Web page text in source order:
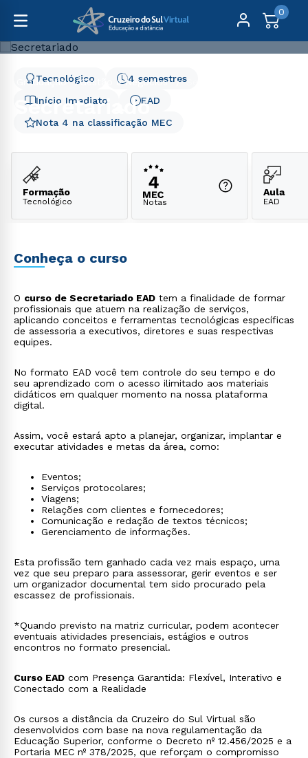
0
Graduação Gestão e Negócios Secretariado
Secretariado
Início Imediato
Nota 4 na classificação MEC
4 semestres
Tecnológico
EAD
Formação
Tecnológico Notas
Aula
EAD
Conheça o curso
O curso de Secretariado EAD tem a finalidade de formar
profissionais que atuem na realização de serviços,
aplicando conceitos e ferramentas tecnológicas específicas
de assessoria a executivos, diretores e suas respectivas
equipes.
No formato EAD você tem controle do seu tempo e do
seu aprendizado com o acesso ilimitado aos materiais
didáticos em qualquer momento na nossa plataforma
digital.
Assim, você estará apto a planejar, organizar, implantar e
executar atividades e metas da área, como:
Eventos;
Serviços protocolares;
Viagens;
Relações com clientes e fornecedores;
Comunicação e redação de textos técnicos;
Gerenciamento de informações.
Esta profissão tem ganhado cada vez mais espaço, uma
vez que seu preparo para assessorar, gerir eventos e ser
um organizador documental tem sido procurado pela
escassez de profissionais.
*Quando previsto na matriz curricular, podem acontecer
eventuais atividades presenciais, estágios e outros
encontros no formato presencial.
Curso EAD com Presença Garantida: Flexível, Interativo e
Conectado com a Realidade
Os cursos a distância da Cruzeiro do Sul Virtual são
desenvolvidos com base na nova regulamentação da
Educação Superior, conforme o Decreto nº 12.456/2025 e a
Portaria MEC nº 378/2025, que reforçam o compromisso